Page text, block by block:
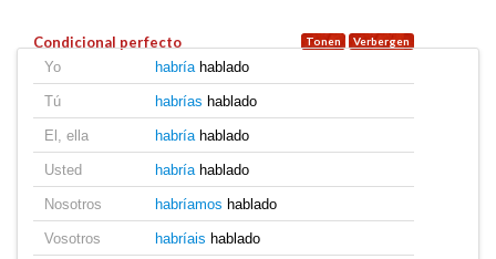
Condicional perfecto
Yo habríahablado
Tú habrías hablado
El, ella habríahablado
Usted habríahablado
Nosotros habríamos hablado
Vosotros habríais hablado